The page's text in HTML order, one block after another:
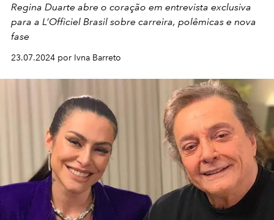
Regina Duarte abre o coração em entrevista exclusiva
para a L’Officiel Brasil sobre carreira, polêmicas e nova
fase
23.07.2024 por Ivna Barreto